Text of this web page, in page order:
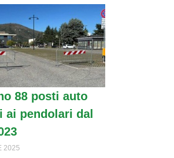
88 posti auto
ai pendolari dal
2025